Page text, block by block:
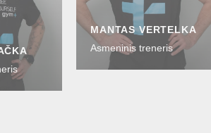
MANTAS VERTELKA
Asmeninis treneris